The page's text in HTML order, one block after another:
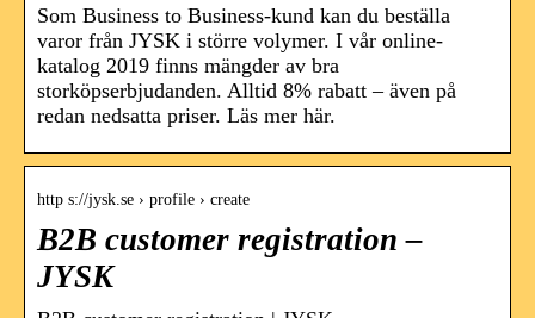
Som Business to Business-kund kan du beställa
varor från JYSK i större volymer. I vår online-
katalog 2019 finns mängder av bra
storköpserbjudanden. Alltid 8% rabatt – även på
redan nedsatta priser. Läs mer här.
http s://jysk.se › profile › create
B2B customer registration –
JYSK